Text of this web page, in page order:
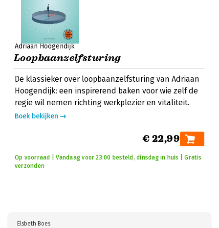
Adriaan Hoogendijk
Loopbaanzelfsturing
De klassieker over loopbaanzelfsturing van Adriaan
Hoogendijk: een inspirerend baken voor wie zelf de
regie wil nemen richting werkplezier en vitaliteit.
Boek bekijken
€ 22,99
Op voorraad | Vandaag voor 23:00 besteld, dinsdag in huis | Gratis
verzonden
Elsbeth Boes